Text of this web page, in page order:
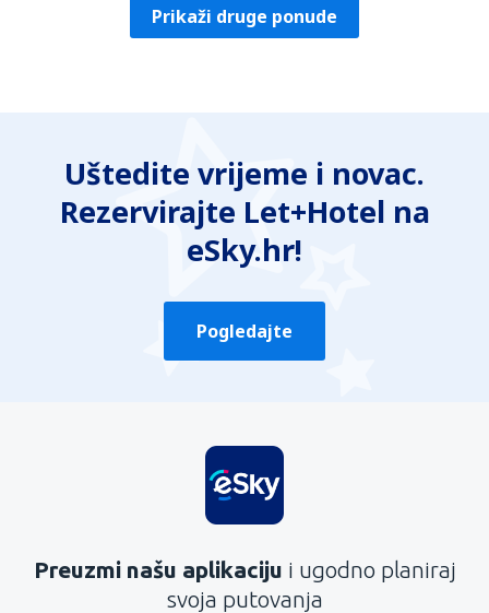
Prikaži druge ponude
Uštedite vrijeme i novac.
Rezervirajte Let+Hotel na
eSky.hr!
Pogledajte
Preuzmi našu aplikaciju i ugodno planiraj
svoja putovanja